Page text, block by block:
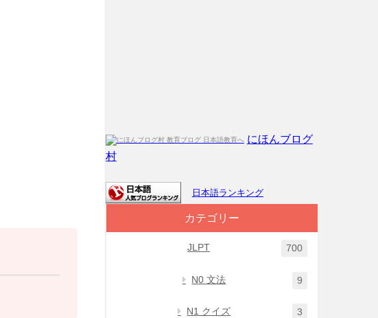
にほんブログ
村
日本語ランキング
カテゴリー
JLPT 700
N0 文法 9
N1 クイズ 3